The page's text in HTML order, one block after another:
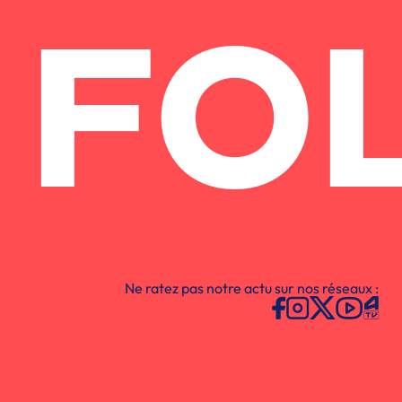
Ne ratez pas notre actu sur nos réseaux :